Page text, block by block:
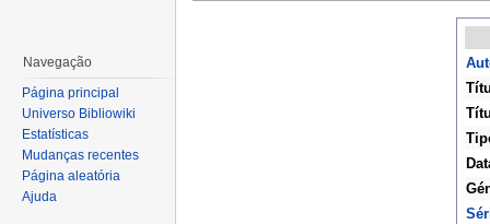
Navegação
Página principal
Universo Bibliowiki
Estatísticas
Mudanças recentes
Página aleatória
Ajuda